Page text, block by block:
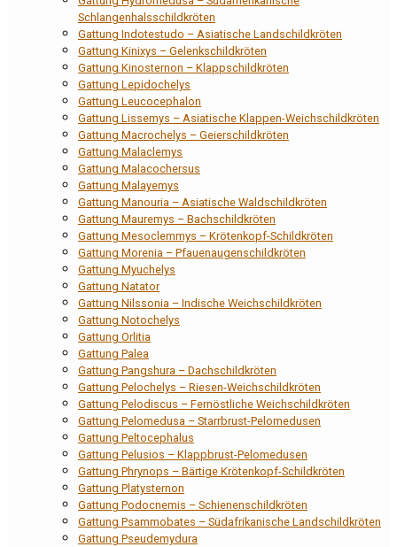
Schlangenhalsschildkröten
Gattung Indotestudo – Asiatische Landschildkröten
Gattung Kinixys – Gelenkschildkröten
Gattung Kinosternon – Klappschildkröten
Gattung Lepidochelys
Gattung Leucocephalon
Gattung Lissemys – Asiatische Klappen-Weichschildkröten
Gattung Macrochelys – Geierschildkröten
Gattung Malaclemys
Gattung Malacochersus
Gattung Malayemys
Gattung Manouria – Asiatische Waldschildkröten
Gattung Mauremys – Bachschildkröten
Gattung Mesoclemmys – Krötenkopf-Schildkröten
Gattung Morenia – Pfauenaugenschildkröten
Gattung Myuchelys
Gattung Natator
Gattung Nilssonia – Indische Weichschildkröten
Gattung Notochelys
Gattung Orlitia
Gattung Palea
Gattung Pangshura – Dachschildkröten
Gattung Pelochelys – Riesen-Weichschildkröten
Gattung Pelodiscus – Fernöstliche Weichschildkröten
Gattung Pelomedusa – Starrbrust-Pelomedusen
Gattung Peltocephalus
Gattung Pelusios – Klappbrust-Pelomedusen
Gattung Phrynops – Bärtige Krötenkopf-Schildkröten
Gattung Platysternon
Gattung Podocnemis – Schienenschildkröten
Gattung Psammobates – Südafrikanische Landschildkröten
Gattung Pseudemydura